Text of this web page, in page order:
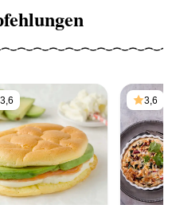
3,6 3,6